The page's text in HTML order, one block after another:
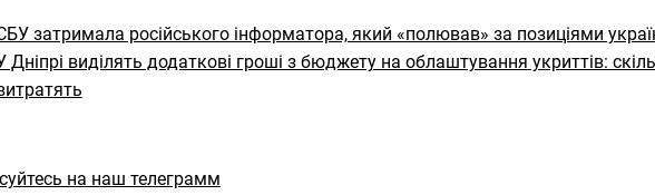
затримала російського інформатора, який «полював» за позиціями
Дніпрі виділять додаткові гроші з бюджету на облаштування укриттів:
на наш телеграмм